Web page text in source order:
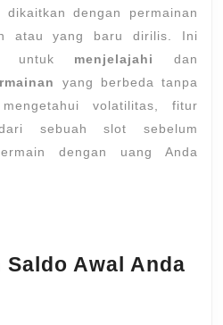
dengan permainan
atau yang baru dirilis. Ini
untuk menjelajahi
dan
yang berbeda tanpa
volatilitas, fitur
sebuah slot sebelum
dengan uang Anda
Saldo Awal Anda